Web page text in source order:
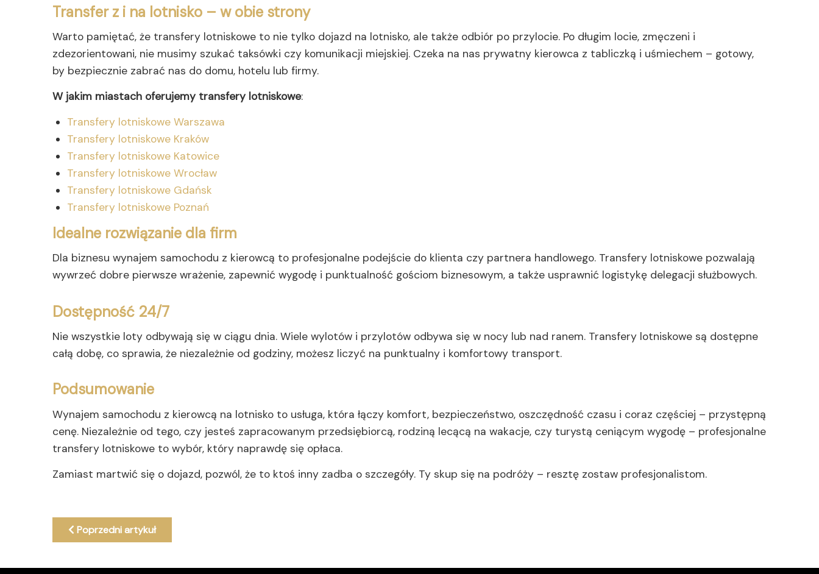
Transfer z i na lotnisko – w obie strony
Warto pamiętać, że transfery lotniskowe to nie tylko dojazd na lotnisko, ale także odbiór po przylocie. Po długim locie, zmęczeni i
zdezorientowani, nie musimy szukać taksówki czy komunikacji miejskiej. Czeka na nas prywatny kierowca z tabliczką i uśmiechem – gotowy,
by bezpiecznie zabrać nas do domu, hotelu lub firmy.
W jakim miastach oferujemy transfery lotniskowe:
Transfery lotniskowe Warszawa
Transfery lotniskowe Kraków
Transfery lotniskowe Katowice
Transfery lotniskowe Wrocław
Transfery lotniskowe Gdańsk
Transfery lotniskowe Poznań
Idealne rozwiązanie dla firm
Dla biznesu wynajem samochodu z kierowcą to profesjonalne podejście do klienta czy partnera handlowego. Transfery lotniskowe pozwalają
wywrzeć dobre pierwsze wrażenie, zapewnić wygodę i punktualność gościom biznesowym, a także usprawnić logistykę delegacji służbowych.
Dostępność 24/7
Nie wszystkie loty odbywają się w ciągu dnia. Wiele wylotów i przylotów odbywa się w nocy lub nad ranem. Transfery lotniskowe są dostępne
całą dobę, co sprawia, że niezależnie od godziny, możesz liczyć na punktualny i komfortowy transport.
Podsumowanie
Wynajem samochodu z kierowcą na lotnisko to usługa, która łączy komfort, bezpieczeństwo, oszczędność czasu i coraz częściej – przystępną
cenę. Niezależnie od tego, czy jesteś zapracowanym przedsiębiorcą, rodziną lecącą na wakacje, czy turystą ceniącym wygodę – profesjonalne
transfery lotniskowe to wybór, który naprawdę się opłaca.
Zamiast martwić się o dojazd, pozwól, że to ktoś inny zadba o szczegóły. Ty skup się na podróży – resztę zostaw profesjonalistom.
Poprzedni artykuł: Limuzyna do ślubu Poznań – luksusowy akcent w wyjątkowym dniu
Poprzedni artykuł